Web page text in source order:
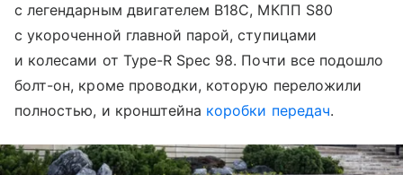
с легендарным двигателем B18C, МКПП S80
с укороченной главной парой, ступицами
и колесами от Type-R Spec 98. Почти все подошло
болт-он, кроме проводки, которую переложили
полностью, и кронштейна коробки передач.